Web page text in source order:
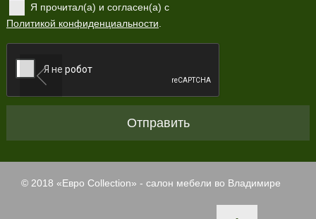
Я прочитал(а) и согласен(а) с
Политикой конфиденциальности
Отправить
© 2018 «Евро Collection» - салон мебели во Владимире